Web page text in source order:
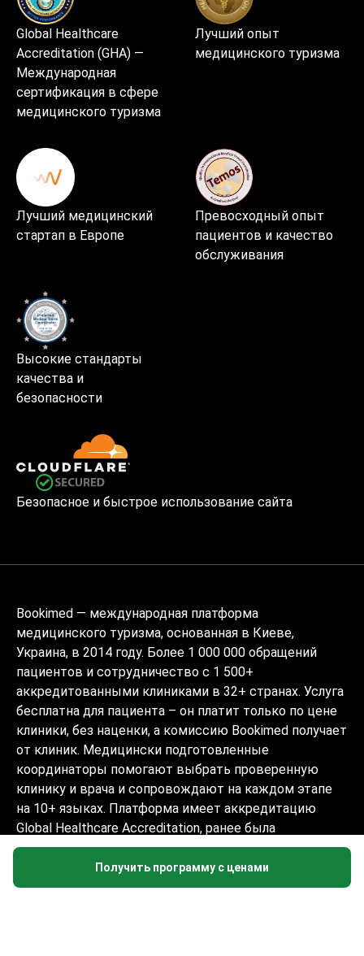
Получить программу с ценами
Global Healthcare
Accreditation (GHA) —
Международная
сертификация в сфере
медицинского туризма
Лучший опыт
медицинского туризма
Лучший медицинский
стартап в Европе
Превосходный опыт
пациентов и качество
обслуживания
Высокие стандарты
качества и
безопасности
Безопасное и быстрое использование сайта
Bookimed — международная платформа
медицинского туризма, основанная в Киеве,
Украина, в 2014 году. Более 1 000 000 обращений
пациентов и сотрудничество с 1 500+
аккредитованными клиниками в 32+ странах. Услуга
бесплатна для пациента – он платит только по цене
клиники, без наценки, а комиссию Bookimed получает
от клиник. Медицински подготовленные
координаторы помогают выбрать проверенную
клинику и врача и сопровождают на каждом этапе
на 10+ языках. Платформа имеет аккредитацию
Global Healthcare Accreditation, ранее была
сертифицирована Temos (2024–2025). Рейтинг 4.6 на
Trustpilot и 4.4 на Google Reviews.
Информация на сайте не может быть